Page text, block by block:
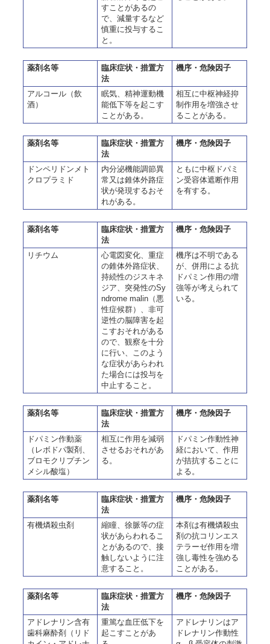
すことがあるの
で、減量するなど
慎重に投与するこ
と。
薬剤名等
臨床症状・措置方
法
機序・危険因子
アルコール（飲
酒）
眠気、精神運動機
能低下等を起こす
ことがある。
相互に中枢神経抑
制作用を増強させ
ることがある。
薬剤名等
臨床症状・措置方
法
機序・危険因子
ドンペリドンメト
クロプラミド
内分泌機能調節異
常又は錐体外路症
状が発現するおそ
れがある。
ともに中枢ドパミ
ン受容体遮断作用
を有する。
薬剤名等
臨床症状・措置方
法
機序・危険因子
リチウム
心電図変化、重症
の錐体外路症状、
持続性のジスキネ
ジア、突発性のSy
ndrome malin（悪
性症候群）、非可
逆性の脳障害を起
こすおそれがある
ので、観察を十分
に行い、このよう
な症状があらわれ
た場合には投与を
中止すること。
機序は不明である
が、併用による抗
ドパミン作用の増
強等が考えられて
いる。
薬剤名等
臨床症状・措置方
法
機序・危険因子
ドパミン作動薬
（レボドパ製剤、
ブロモクリプチン
メシル酸塩）
相互に作用を減弱
させるおそれがあ
る。
ドパミン作動性神
経において、作用
が拮抗することに
よる。
薬剤名等
臨床症状・措置方
法
機序・危険因子
有機燐殺虫剤
縮瞳、徐脈等の症
状があらわれるこ
とがあるので、接
触しないように注
意すること。
本剤は有機燐殺虫
剤の抗コリンエス
テラーゼ作用を増
強し毒性を強める
ことがある。
薬剤名等
臨床症状・措置方
法
機序・危険因子
アドレナリン含有
歯科麻酔剤（リド
重篤な血圧低下を
起こすことがあ
アドレナリンはア
ドレナリン作動性